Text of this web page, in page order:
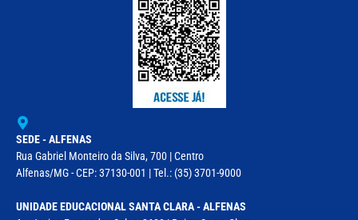
SEDE - ALFENAS
Rua Gabriel Monteiro da Silva, 700 | Centro
Alfenas/MG - CEP: 37130-001 | Tel.: (35) 3701-9000
UNIDADE EDUCACIONAL SANTA CLARA - ALFENAS